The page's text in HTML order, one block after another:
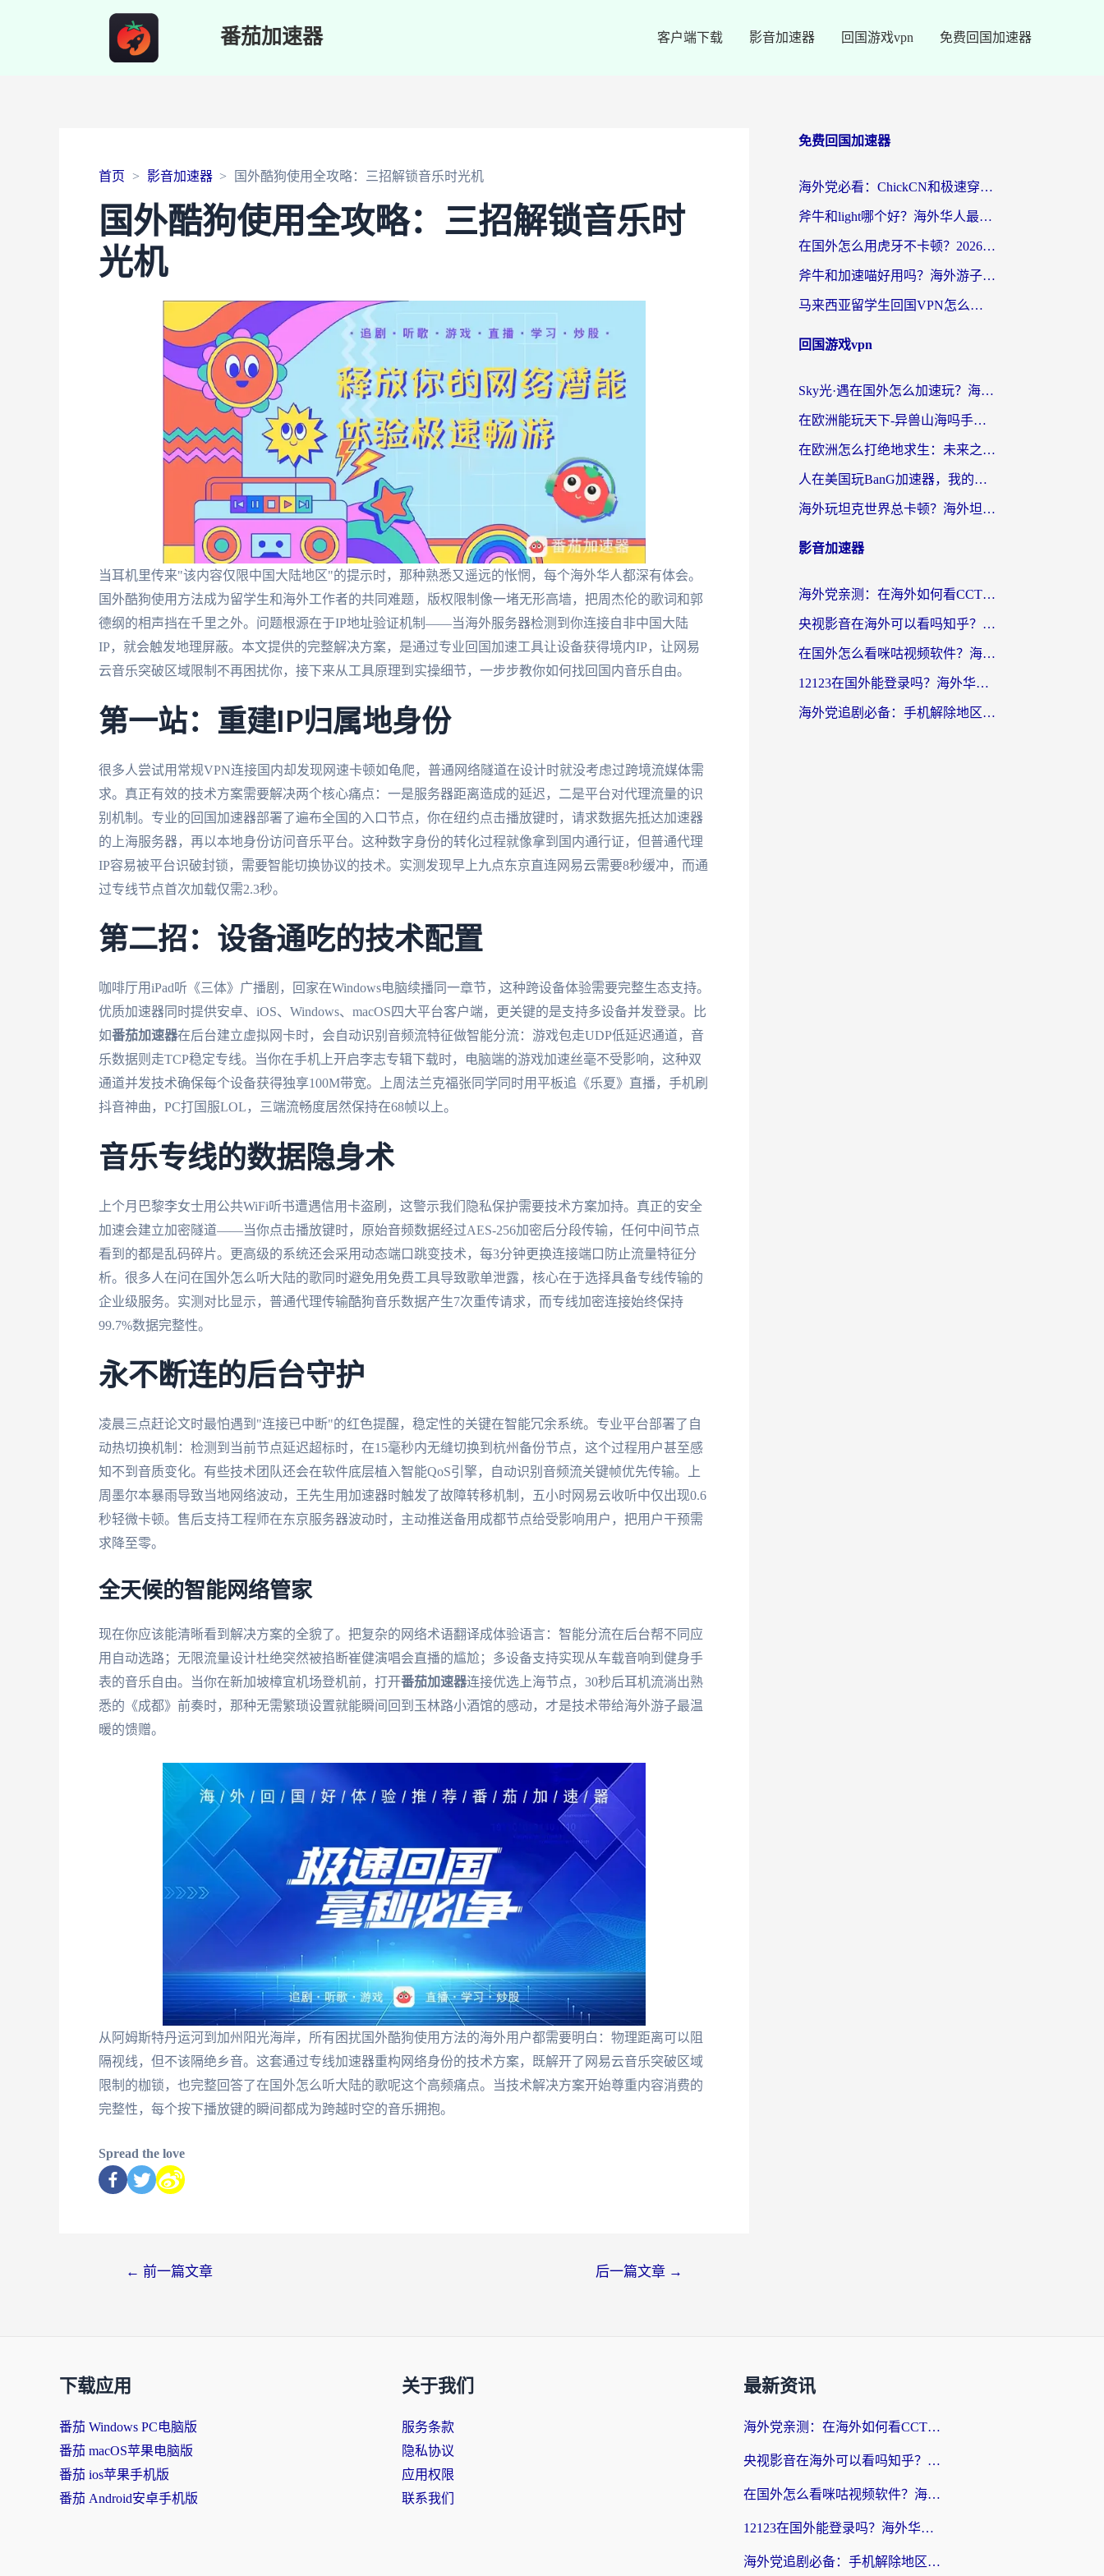
番茄加速器 客户端下载 影音加速器 回国游戏vpn 免费回国加速器
首页 影音加速器 国外酷狗使用全攻略：三招解锁音乐时光机
国外酷狗使用全攻略：三招解锁音乐时
光机
当耳机里传来"该内容仅限中国大陆地区"的提示时，那种熟悉又遥远的怅惘，每个海外华人都深有体会。
国外酷狗使用方法成为留学生和海外工作者的共同难题，版权限制像一堵无形高墙，把周杰伦的歌词和郭
德纲的相声挡在千里之外。问题根源在于IP地址验证机制——当海外服务器检测到你连接自非中国大陆
IP，就会触发地理屏蔽。本文提供的完整解决方案，是通过专业回国加速工具让设备获得境内IP，让网易
云音乐突破区域限制不再困扰你，接下来从工具原理到实操细节，一步步教你如何找回国内音乐自由。
第一站：重建IP归属地身份
很多人尝试用常规VPN连接国内却发现网速卡顿如龟爬，普通网络隧道在设计时就没考虑过跨境流媒体需
求。真正有效的技术方案需要解决两个核心痛点：一是服务器距离造成的延迟，二是平台对代理流量的识
别机制。专业的回国加速器部署了遍布全国的入口节点，你在纽约点击播放键时，请求数据先抵达加速器
的上海服务器，再以本地身份访问音乐平台。这种数字身份的转化过程就像拿到国内通行证，但普通代理
IP容易被平台识破封锁，需要智能切换协议的技术。实测发现早上九点东京直连网易云需要8秒缓冲，而通
过专线节点首次加载仅需2.3秒。
第二招：设备通吃的技术配置
咖啡厅用iPad听《三体》广播剧，回家在Windows电脑续播同一章节，这种跨设备体验需要完整生态支持。
优质加速器同时提供安卓、iOS、Windows、macOS四大平台客户端，更关键的是支持多设备并发登录。比
如番茄加速器在后台建立虚拟网卡时，会自动识别音频流特征做智能分流：游戏包走UDP低延迟通道，音
乐数据则走TCP稳定专线。当你在手机上开启李志专辑下载时，电脑端的游戏加速丝毫不受影响，这种双
通道并发技术确保每个设备获得独享100M带宽。上周法兰克福张同学同时用平板追《乐夏》直播，手机刷
抖音神曲，PC打国服LOL，三端流畅度居然保持在68帧以上。
音乐专线的数据隐身术
上个月巴黎李女士用公共WiFi听书遭遇信用卡盗刷，这警示我们隐私保护需要技术方案加持。真正的安全
加速会建立加密隧道——当你点击播放键时，原始音频数据经过AES-256加密后分段传输，任何中间节点
看到的都是乱码碎片。更高级的系统还会采用动态端口跳变技术，每3分钟更换连接端口防止流量特征分
析。很多人在问在国外怎么听大陆的歌同时避免用免费工具导致歌单泄露，核心在于选择具备专线传输的
企业级服务。实测对比显示，普通代理传输酷狗音乐数据产生7次重传请求，而专线加密连接始终保持
99.7%数据完整性。
永不断连的后台守护
凌晨三点赶论文时最怕遇到"连接已中断"的红色提醒，稳定性的关键在智能冗余系统。专业平台部署了自
动热切换机制：检测到当前节点延迟超标时，在15毫秒内无缝切换到杭州备份节点，这个过程用户甚至感
知不到音质变化。有些技术团队还会在软件底层植入智能QoS引擎，自动识别音频流关键帧优先传输。上
周墨尔本暴雨导致当地网络波动，王先生用加速器时触发了故障转移机制，五小时网易云收听中仅出现0.6
秒轻微卡顿。售后支持工程师在东京服务器波动时，主动推送备用成都节点给受影响用户，把用户干预需
求降至零。
全天候的智能网络管家
现在你应该能清晰看到解决方案的全貌了。把复杂的网络术语翻译成体验语言：智能分流在后台帮不同应
用自动选路；无限流量设计杜绝突然被掐断崔健演唱会直播的尴尬；多设备支持实现从车载音响到健身手
表的音乐自由。当你在新加坡樟宜机场登机前，打开番茄加速器连接优选上海节点，30秒后耳机流淌出熟
悉的《成都》前奏时，那种无需繁琐设置就能瞬间回到玉林路小酒馆的感动，才是技术带给海外游子最温
暖的馈赠。
从阿姆斯特丹运河到加州阳光海岸，所有困扰国外酷狗使用方法的海外用户都需要明白：物理距离可以阻
隔视线，但不该隔绝乡音。这套通过专线加速器重构网络身份的技术方案，既解开了网易云音乐突破区域
限制的枷锁，也完整回答了在国外怎么听大陆的歌呢这个高频痛点。当技术解决方案开始尊重内容消费的
完整性，每个按下播放键的瞬间都成为跨越时空的音乐拥抱。
Spread the love
← 前一篇文章 后一篇文章 →
免费回国加速器
海外党必看：ChickCN和极速穿梭VPN好用吗？3招教你选对回国加速器无缝刷国内资源
斧牛和light哪个好？海外华人最关心的回国加速器选择难题，一篇讲透
在国外怎么用虎牙不卡顿？2026海外华人亲测有效的回国加速器选择指南
斧牛和加速喵好用吗？海外游子的真实选择困境
马来西亚留学生回国VPN怎么选？3个避坑点+1款实测好用的加速器推荐
回国游戏vpn
Sky光·遇在国外怎么加速玩？海外党亲测有效的国服游戏加速指南
在欧洲能玩天下-异兽山海吗手游？海外玩家的加速器生存指南
在欧洲怎么打绝地求生：未来之役不卡？留学生亲测的加速器避坑指南
人在美国玩BanG加速器，我的延迟终于绿了
海外玩坦克世界总卡顿？海外坦克世界加速器有哪些？实测好用的选择在这里
影音加速器
海外党亲测：在海外如何看CCTV？告别“仅限大陆播放”的实用指南
央视影音在海外可以看吗知乎？留学生亲测：3步解决地域限制+追剧自由
在国外怎么看咪咕视频软件？海外党亲测有效的回国加速方案
12123在国外能登录吗？海外华人必看的回国加速实用指南
海外党追剧必备：手机解除地区限制app怎么选？解决央视视频&国内剧地区限制全指南
下载应用
番茄 Windows PC电脑版
番茄 macOS苹果电脑版
番茄 ios苹果手机版
番茄 Android安卓手机版
关于我们
服务条款
隐私协议
应用权限
联系我们
最新资讯
海外党亲测：在海外如何看CCTV？告别“仅限大陆播放”的实用指南
央视影音在海外可以看吗知乎？留学生亲测：3步解决地域限制+追剧自由
在国外怎么看咪咕视频软件？海外党亲测有效的回国加速方案
12123在国外能登录吗？海外华人必看的回国加速实用指南
海外党追剧必备：手机解除地区限制app怎么选？解决央视视频&国内剧地区限制全指南